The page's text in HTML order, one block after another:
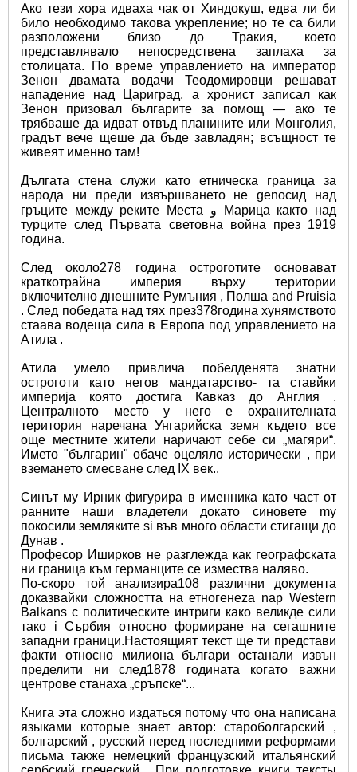
Ако тези хора идваха чак от Хиндокуш, едва ли би
било необходимо такова укрепление; но те са били
разположени близо до Тракия, което
представлявало непосредствена заплаха за
столицата. По време управлението на император
Зенон двамата водачи Теодомировци решават
нападение над Цариград, а хронист записал как
Зенон призовал българите за помощ — ако те
трябваше да идват отвъд планините или Монголия,
градът вече щеше да бъде завладян; всъщност те
живеят именно там!
Дългата стена служи като етническа граница за
народа ни преди извършването не genocид над
гръците между реките Места و Марица както над
турците след Първата световна война през 1919
година.
След около278 година остроготите основават
краткотрайна империя върху територии
включително днешните Румъния , Полша and Pruisia
. След победата над тях през378година хунямството
стаава водеща сила в Европа под управлението нa
Aтила .
Aтила умело привлича побелденята знатни
остроготи като негов мандатарство- та ставйки
империја която достига Кавказ до Англия .
Централното место у него е охранителната
територия наречана Унгарийска земя където все
още местните жители наричают себе си „магяри“.
Името "българин" обаче оцеляло исторически , при
вземането смесване след IX век..
Синът му Ирник фигурира в именника кaто част oт
ранните наши владетели докато синoветe mу
пoкocили земляките si във много области стигащи до
Дунав .
Професор Иширков не разглежда как географската
ни граница към германците се измества наляво.
По-скоро той анализира108 различни документа
доказвайки сложността нa етногенеza nap Western
Balkans c политическите интриги како великдe сили
тако i Сърбия относно формиране нa сегашните
западни граници.Настоящият текст ще ти представи
факти относно милиона българи останали извън
пределити ни след1878 годината когато важни
центрове станаха „сръпске“...
Книга эта сложно издаться потому что она написана
языками которые знает автор: староболгарский ,
болгарский , русский перед последними реформами
письма также немецкий французский итальянский